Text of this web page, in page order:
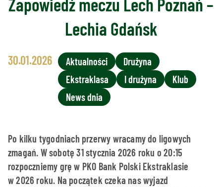
Zapowiedź meczu Lech Poznań –
Lechia Gdańsk
30.01.2026 Aktualności
Drużyna
Ekstraklasa
I drużyna
Klub
News dnia
Po kilku tygodniach przerwy wracamy do ligowych
zmagań. W sobotę 31 stycznia 2026 roku o 20:15
rozpoczniemy grę w PKO Bank Polski Ekstraklasie
w 2026 roku. Na początek czeka nas wyjazd